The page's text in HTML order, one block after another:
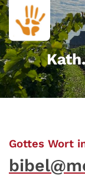
Zum Inhalt
Gottes Wort